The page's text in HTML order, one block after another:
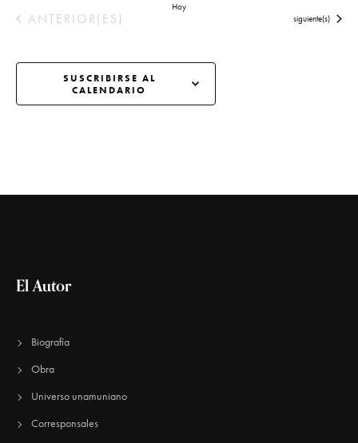
EVENTOS
ANTERIOR(ES)
Hoy
Eventos
siguiente(s)
SUSCRIBIRSE AL
CALENDARIO
El Autor
Biografía
Obra
Universo unamuniano
Corresponsales